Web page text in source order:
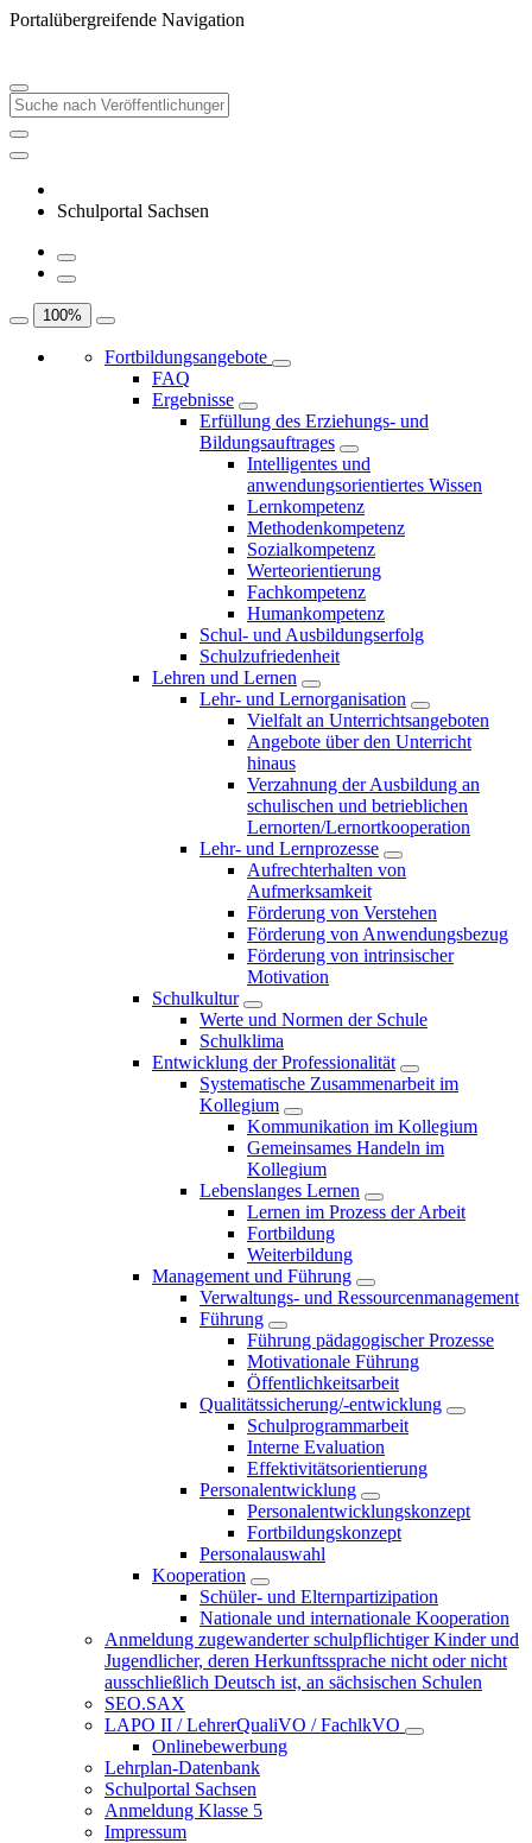
Portalübergreifende Navigation
Schulportal Sachsen
100%
Fortbildungsangebote
FAQ
Ergebnisse
Erfüllung des Erziehungs- und
Bildungsauftrages
Intelligentes und
anwendungsorientiertes Wissen
Lernkompetenz
Methodenkompetenz
Sozialkompetenz
Werteorientierung
Fachkompetenz
Humankompetenz
Schul- und Ausbildungserfolg
Schulzufriedenheit
Lehren und Lernen
Lehr- und Lernorganisation
Vielfalt an Unterrichtsangeboten
Angebote über den Unterricht
hinaus
Verzahnung der Ausbildung an
schulischen und betrieblichen
Lernorten/Lernortkooperation
Lehr- und Lernprozesse
Aufrechterhalten von
Aufmerksamkeit
Förderung von Verstehen
Förderung von Anwendungsbezug
Förderung von intrinsischer
Motivation
Schulkultur
Werte und Normen der Schule
Schulklima
Entwicklung der Professionalität
Systematische Zusammenarbeit im
Kollegium
Kommunikation im Kollegium
Gemeinsames Handeln im
Kollegium
Lebenslanges Lernen
Lernen im Prozess der Arbeit
Fortbildung
Weiterbildung
Management und Führung
Verwaltungs- und Ressourcenmanagement
Führung
Führung pädagogischer Prozesse
Motivationale Führung
Öffentlichkeitsarbeit
Qualitätssicherung/-entwicklung
Schulprogrammarbeit
Interne Evaluation
Effektivitätsorientierung
Personalentwicklung
Personalentwicklungskonzept
Fortbildungskonzept
Personalauswahl
Kooperation
Schüler- und Elternpartizipation
Nationale und internationale Kooperation
Anmeldung zugewanderter schulpflichtiger Kinder und
Jugendlicher, deren Herkunftssprache nicht oder nicht
ausschließlich Deutsch ist, an sächsischen Schulen
SEO.SAX
LAPO II / LehrerQualiVO / FachlkVO
Onlinebewerbung
Lehrplan-Datenbank
Schulportal Sachsen
Anmeldung Klasse 5
Impressum